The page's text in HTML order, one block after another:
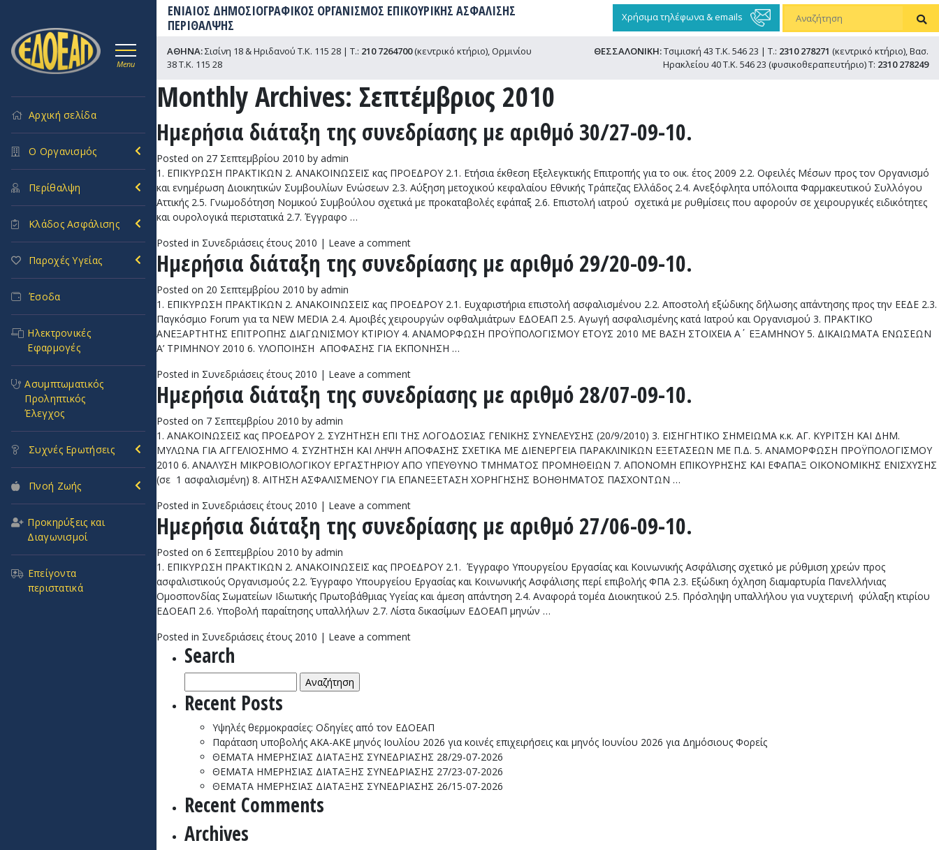
ΕΝΙΑΙΟΣ ΔΗΜΟΣΙΟΓΡΑΦΙΚΟΣ ΟΡΓΑΝΙΣΜΟΣ ΕΠΙΚΟΥΡΙΚΗΣ ΑΣΦΑΛΙΣΗΣ
ΠΕΡΙΘΑΛΨΗΣ
Χρήσιμα τηλέφωνα & emails
Menu
Αρχική σελίδα
Ο Οργανισμός
Περίθαλψη
Κλάδος Ασφάλισης
Παροχές Υγείας
Έσοδα
Ηλεκτρονικές
Εφαρμογές
Ασυμπτωματικός
Προληπτικός
Έλεγχος
Συχνές Ερωτήσεις
Πνοή Ζωής
Προκηρύξεις και
Διαγωνισμοί
Επείγοντα
περιστατικά
ΑΘΗΝΑ:Σισίνη 18 & Ηριδανού Τ.Κ. 115 28 | Τ.: 210 7264700(κεντρικό κτήριο), Ορμινίου
38 Τ.Κ. 115 28
ΘΕΣΣΑΛΟΝΙΚΗ:Τσιμισκή 43 Τ.Κ. 546 23 | Τ.: 2310 278271 (κεντρικό κτήριο), Βασ.
Ηρακλείου 40 Τ.Κ. 546 23 (φυσικοθεραπευτήριο) Τ: 2310 278249
Monthly Archives: Σεπτέμβριος 2010
Ημερήσια διάταξη της συνεδρίασης με αριθμό 30/27-09-10.
Posted on 27 Σεπτεμβρίου 2010 by admin
1. ΕΠΙΚΥΡΩΣΗ ΠΡΑΚΤΙΚΩΝ 2. ΑΝΑΚΟΙΝΩΣΕΙΣ κας ΠΡΟΕΔΡΟΥ 2.1. Ετήσια έκθεση Εξελεγκτικής Επιτροπής για το οικ. έτος 2009 2.2. Οφειλές Μέσων προς τον Οργανισμό
και ενημέρωση Διοικητικών Συμβουλίων Ενώσεων 2.3. Αύξηση μετοχικού κεφαλαίου Εθνικής Τράπεζας Ελλάδος 2.4. Ανεξόφλητα υπόλοιπα Φαρμακευτικού Συλλόγου
Αττικής 2.5. Γνωμοδότηση Νομικού Συμβούλου σχετικά με προκαταβολές εφάπαξ 2.6. Επιστολή ιατρού σχετικά με ρυθμίσεις που αφορούν σε χειρουργικές ειδικότητες
και ουρολογικά περιστατικά 2.7. Έγγραφο …
Posted in Συνεδριάσεις έτους 2010 | Leave a comment
Ημερήσια διάταξη της συνεδρίασης με αριθμό 29/20-09-10.
Posted on 20 Σεπτεμβρίου 2010 by admin
1. ΕΠΙΚΥΡΩΣΗ ΠΡΑΚΤΙΚΩΝ 2. ΑΝΑΚΟΙΝΩΣΕΙΣ κας ΠΡΟΕΔΡΟΥ 2.1. Ευχαριστήρια επιστολή ασφαλισμένου 2.2. Αποστολή εξώδικης δήλωσης απάντησης προς την ΕΕΔΕ 2.3.
Παγκόσμιο Forum για τα NEW MEDIA 2.4. Αμοιβές χειρουργών οφθαλμιάτρων ΕΔΟΕΑΠ 2.5. Αγωγή ασφαλισμένης κατά Ιατρού και Οργανισμού 3. ΠΡΑΚΤΙΚΟ
ΑΝΕΞΑΡΤΗΤΗΣ ΕΠΙΤΡΟΠΗΣ ΔΙΑΓΩΝΙΣΜΟΥ ΚΤΙΡΙΟΥ 4. ΑΝΑΜΟΡΦΩΣΗ ΠΡΟΫΠΟΛΟΓΙΣΜΟΥ ΕΤΟΥΣ 2010 ΜΕ ΒΑΣΗ ΣΤΟΙΧΕΙΑ Α΄ ΕΞΑΜΗΝΟΥ 5. ΔΙΚΑΙΩΜΑΤΑ ΕΝΩΣΕΩΝ
Α’ ΤΡΙΜΗΝΟΥ 2010 6. ΥΛΟΠΟΙΗΣΗ ΑΠΟΦΑΣΗΣ ΓΙΑ ΕΚΠΟΝΗΣΗ …
Posted in Συνεδριάσεις έτους 2010 | Leave a comment
Ημερήσια διάταξη της συνεδρίασης με αριθμό 28/07-09-10.
Posted on 7 Σεπτεμβρίου 2010 by admin
1. ΑΝΑΚΟΙΝΩΣΕΙΣ κας ΠΡΟΕΔΡΟΥ 2. ΣΥΖΗΤΗΣΗ ΕΠΙ ΤΗΣ ΛΟΓΟΔΟΣΙΑΣ ΓΕΝΙΚΗΣ ΣΥΝΕΛΕΥΣΗΣ (20/9/2010) 3. ΕΙΣΗΓΗΤΙΚΟ ΣΗΜΕΙΩΜΑ κ.κ. ΑΓ. ΚΥΡΙΤΣΗ ΚΑΙ ΔΗΜ.
ΜΥΛΩΝΑ ΓΙΑ ΑΓΓΕΛΙΟΣΗΜΟ 4. ΣΥΖΗΤΗΣΗ ΚΑΙ ΛΗΨΗ ΑΠΟΦΑΣΗΣ ΣΧΕΤΙΚΑ ΜΕ ΔΙΕΝΕΡΓΕΙΑ ΠΑΡΑΚΛΙΝΙΚΩΝ ΕΞΕΤΑΣΕΩΝ ME Π.Δ. 5. ΑΝΑΜΟΡΦΩΣΗ ΠΡΟΫΠΟΛΟΓΙΣΜΟΥ
2010 6. ΑΝΑΛΥΣΗ ΜΙΚΡΟΒΙΟΛΟΓΙΚΟΥ ΕΡΓΑΣΤΗΡΙΟΥ ΑΠΟ ΥΠΕΥΘΥΝΟ ΤΜΗΜΑΤΟΣ ΠΡΟΜΗΘΕΙΩΝ 7. ΑΠΟΝΟΜΗ ΕΠΙΚΟΥΡΗΣΗΣ ΚΑΙ ΕΦΑΠΑΞ ΟΙΚΟΝΟΜΙΚΗΣ ΕΝΙΣΧΥΣΗΣ
(σε 1 ασφαλισμένη) 8. ΑΙΤΗΣΗ ΑΣΦΑΛΙΣΜΕΝΟΥ ΓΙΑ ΕΠΑΝΕΞΕΤΑΣΗ ΧΟΡΗΓΗΣΗΣ ΒΟΗΘΗΜΑΤΟΣ ΠΑΣΧΟΝΤΩΝ …
Posted in Συνεδριάσεις έτους 2010 | Leave a comment
Ημερήσια διάταξη της συνεδρίασης με αριθμό 27/06-09-10.
Posted on 6 Σεπτεμβρίου 2010 by admin
1. ΕΠΙΚΥΡΩΣΗ ΠΡΑΚΤΙΚΩΝ 2. ΑΝΑΚΟΙΝΩΣΕΙΣ κας ΠΡΟΕΔΡΟΥ 2.1. Έγγραφο Υπουργείου Εργασίας και Κοινωνικής Ασφάλισης σχετικό με ρύθμιση χρεών προς
ασφαλιστικούς Οργανισμούς 2.2. Έγγραφο Υπουργείου Εργασίας και Κοινωνικής Ασφάλισης περί επιβολής ΦΠΑ 2.3. Εξώδικη όχληση διαμαρτυρία Πανελλήνιας
Ομοσπονδίας Σωματείων Ιδιωτικής Πρωτοβάθμιας Υγείας και άμεση απάντηση 2.4. Αναφορά τομέα Διοικητικού 2.5. Πρόσληψη υπαλλήλου για νυχτερινή φύλαξη κτιρίου
ΕΔΟΕΑΠ 2.6. Υποβολή παραίτησης υπαλλήλων 2.7. Λίστα δικασίμων ΕΔΟΕΑΠ μηνών …
Posted in Συνεδριάσεις έτους 2010 | Leave a comment
Search
για:
Recent Posts
Υψηλές θερμοκρασίες: Οδηγίες από τον ΕΔΟΕΑΠ
Παράταση υποβολής ΑΚΑ-ΑΚΕ μηνός Ιουλίου 2026 για κοινές επιχειρήσεις και μηνός Ιουνίου 2026 για Δημόσιους Φορείς
ΘΕΜΑΤΑ ΗΜΕΡΗΣΙΑΣ ΔΙΑΤΑΞΗΣ ΣΥΝΕΔΡΙΑΣΗΣ 28/29-07-2026
ΘΕΜΑΤΑ ΗΜΕΡΗΣΙΑΣ ΔΙΑΤΑΞΗΣ ΣΥΝΕΔΡΙΑΣΗΣ 27/23-07-2026
ΘΕΜΑΤΑ ΗΜΕΡΗΣΙΑΣ ΔΙΑΤΑΞΗΣ ΣΥΝΕΔΡΙΑΣΗΣ 26/15-07-2026
Recent Comments
Archives